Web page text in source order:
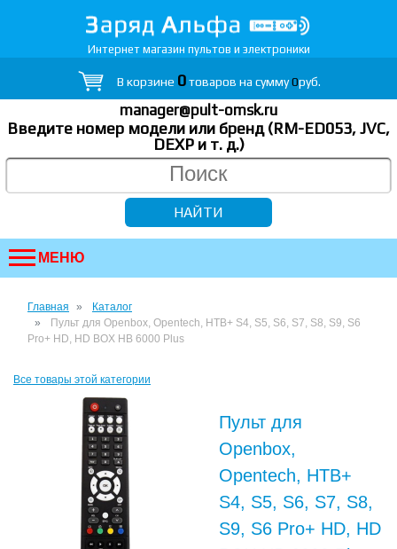
Интернет магазин пультов и электроники
В корзине 0товаров на сумму0руб.
manager@pult-omsk.ru
Введите номер модели или бренд (RM-ED053, JVC,
DEXP и т. д.)
МЕНЮ
Главная
Каталог
Пульт для Openbox, Opentech, НТВ+ S4, S5, S6, S7, S8, S9, S6
Pro+ HD, HD BOX HB 6000 Plus
Все товары этой категории
Пульт для
Openbox,
Opentech, НТВ+
S4, S5, S6, S7, S8,
S9, S6 Pro+ HD, HD